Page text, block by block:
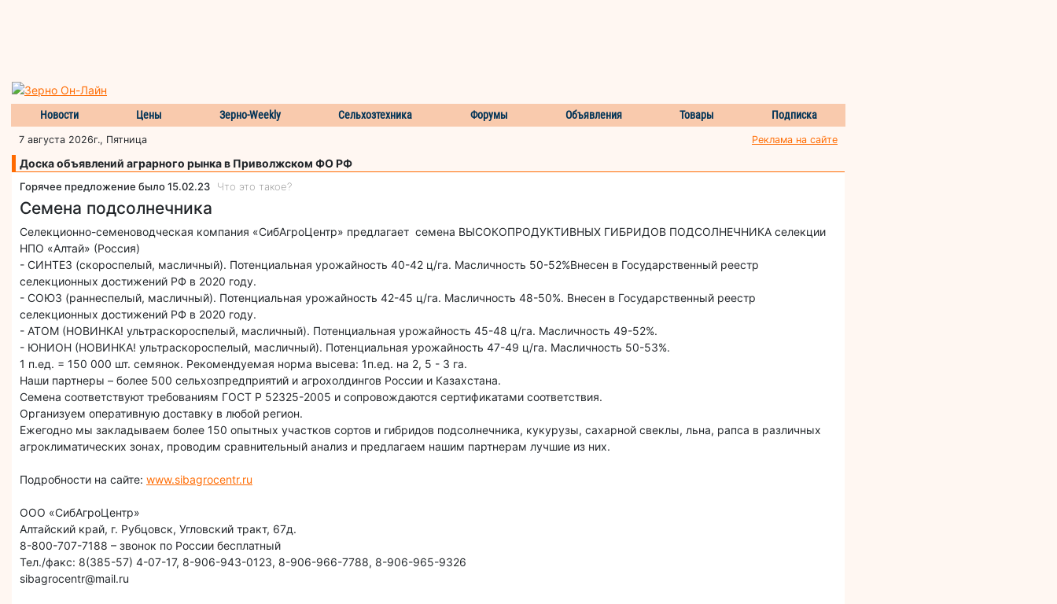
Новости Цены Зерно-Weekly Сельхозтехника Форумы Объявления Товары Подписка
7 августа 2026г., Пятница Реклама на сайте
Доска объявлений аграрного рынка в Приволжском ФО РФ
Горячее предложение было 15.02.23 Что это такое?
Семена подсолнечника
Селекционно-семеноводческая компания «СибАгроЦентр» предлагает семена ВЫСОКОПРОДУКТИВНЫХ ГИБРИДОВ ПОДСОЛНЕЧНИКА селекции
НПО «Алтай» (Россия)
- СИНТЕЗ (скороспелый, масличный). Потенциальная урожайность 40-42 ц/га. Масличность 50-52%Внесен в Государственный реестр
селекционных достижений РФ в 2020 году.
- СОЮЗ (раннеспелый, масличный). Потенциальная урожайность 42-45 ц/га. Масличность 48-50%. Внесен в Государственный реестр
селекционных достижений РФ в 2020 году.
- АТОМ (НОВИНКА! ультраскороспелый, масличный). Потенциальная урожайность 45-48 ц/га. Масличность 49-52%.
- ЮНИОН (НОВИНКА! ультраскороспелый, масличный). Потенциальная урожайность 47-49 ц/га. Масличность 50-53%.
1 п.ед. = 150 000 шт. семянок. Рекомендуемая норма высева: 1п.ед. на 2, 5 - 3 га.
Наши партнеры – более 500 сельхозпредприятий и агрохолдингов России и Казахстана.
Семена соответствуют требованиям ГОСТ Р 52325-2005 и сопровождаются сертификатами соответствия.
Организуем оперативную доставку в любой регион.
Ежегодно мы закладываем более 150 опытных участков сортов и гибридов подсолнечника, кукурузы, сахарной свеклы, льна, рапса в различных
агроклиматических зонах, проводим сравнительный анализ и предлагаем нашим партнерам лучшие из них.
Подробности на сайте: www.sibagrocentr.ru
ООО «СибАгроЦентр»
Алтайский край, г. Рубцовск, Угловский тракт, 67д.
8-800-707-7188 – звонок по России бесплатный
Тел./факс: 8(385-57) 4-07-17, 8-906-943-0123, 8-906-966-7788, 8-906-965-9326
sibagrocentr@mail.ru